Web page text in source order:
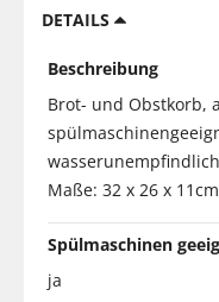
DETAILS
Beschreibung
Brot- und Obstkorb,
Maße: 32 x 26 x
Spülmaschinen
ja